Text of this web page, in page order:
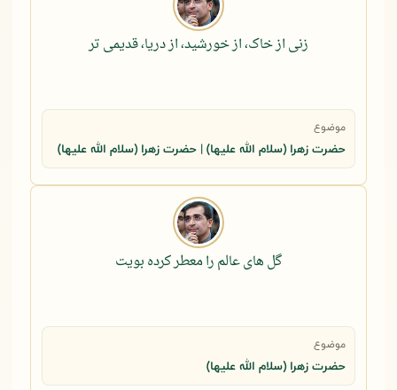
زنی از خاک، از خورشید، از دریا، قدیمی تر
موضوع
حضرت زهرا (سلام الله علیها) | حضرت زهرا (سلام الله علیها)
گل های عالم را معطر کرده بویت
موضوع
حضرت زهرا (سلام الله علیها)